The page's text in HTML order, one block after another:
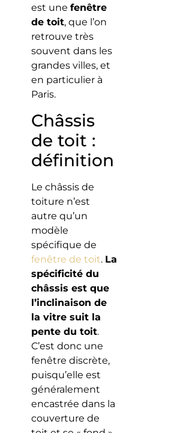
est une fenêtre
de toit, que l’on
retrouve très
souvent dans les
grandes villes, et
en particulier à
Paris.
Châssis
de toit :
définition
Le châssis de
toiture n’est
autre qu’un
modèle
spécifique de
fenêtre de toit. La
spécificité du
châssis est que
l’inclinaison de
la vitre suit la
pente du toit.
C’est donc une
fenêtre discrète,
puisqu’elle est
généralement
encastrée dans la
couverture de